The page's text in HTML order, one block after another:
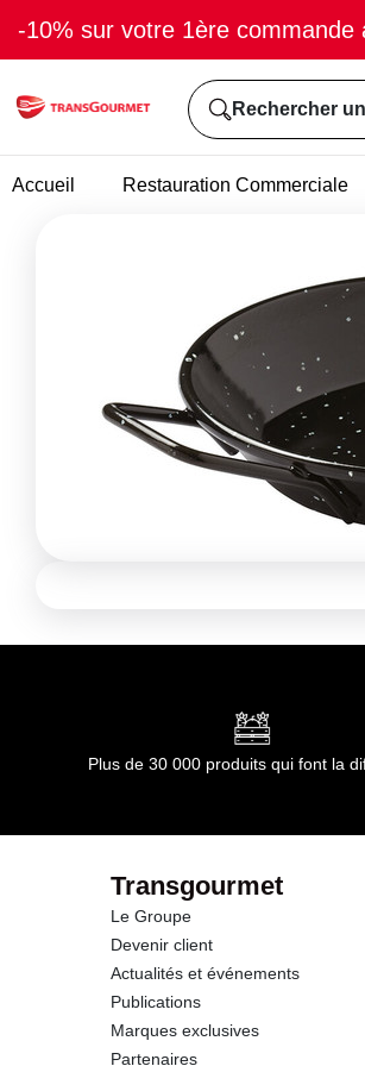
-10% sur votre 1ère commande
Rechercher
Accueil Restauration Commerciale
Plus de 30 000 produits qui font la
Transgourmet
Le Groupe
Devenir client
Actualités et événements
Publications
Marques exclusives
Partenaires